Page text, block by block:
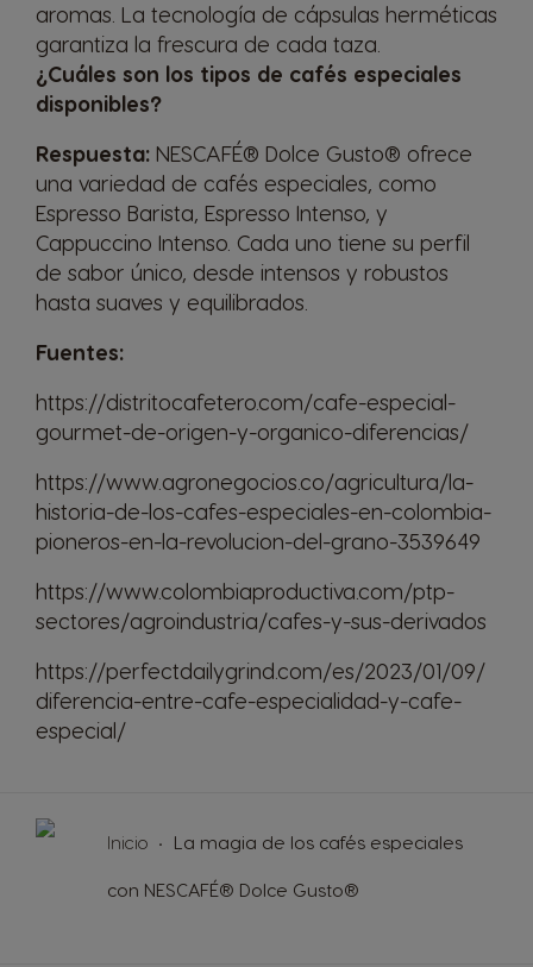
aromas. La tecnología de cápsulas herméticas
garantiza la frescura de cada taza.
¿Cuáles son los tipos de cafés especiales
disponibles?
Respuesta: NESCAFÉ® Dolce Gusto® ofrece
una variedad de cafés especiales, como
Espresso Barista, Espresso Intenso, y
Cappuccino Intenso. Cada uno tiene su perfil
de sabor único, desde intensos y robustos
hasta suaves y equilibrados.
Fuentes:
https://distritocafetero.com/cafe-especial-
gourmet-de-origen-y-organico-diferencias/
https://www.agronegocios.co/agricultura/la-
historia-de-los-cafes-especiales-en-colombia-
pioneros-en-la-revolucion-del-grano-3539649
https://www.colombiaproductiva.com/ptp-
sectores/agroindustria/cafes-y-sus-derivados
https://perfectdailygrind.com/es/2023/01/09/
diferencia-entre-cafe-especialidad-y-cafe-
especial/
Inicio La magia de los cafés especiales
con NESCAFÉ® Dolce Gusto®
Slovenia
Slovene
South Africa
English
Spanish Swedish
Switzerland
German
Switzerland
French
English Thai
Turkish English
UAE
Arabic
Ukraine
Ukrainian